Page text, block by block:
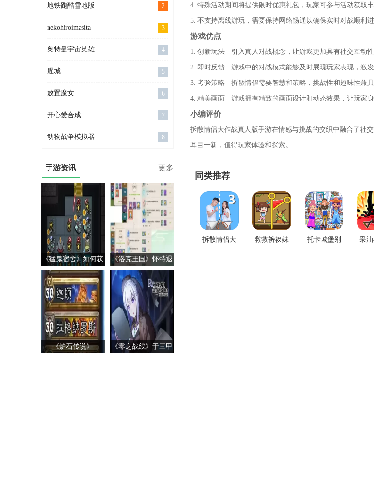
地铁跑酷雪地版 2
nekohiroimasita 3
奥特曼宇宙英雄 4
腥城 5
放置魔女 6
开心爱合成 7
动物战争模拟器 8
手游资讯 更多
《猛鬼宿舍》如何获
得无限金币
《洛克王国》怀特退
烧药获取途径一览
《炉石传说》
《零之战线》于三甲
4. 特殊活动期间将提供限时优惠礼包，玩家可参与活动获取丰
5. 不支持离线游玩，需要保持网络畅通以确保实时对战顺利进
游戏优点
1. 创新玩法：引入真人对战概念，让游戏更加具有社交互动性
2. 即时反馈：游戏中的对战模式能够及时展现玩家表现，激发
3. 考验策略：拆散情侣需要智慧和策略，挑战性和趣味性兼具
4. 精美画面：游戏拥有精致的画面设计和动态效果，让玩家身
小编评价
拆散情侣大作战真人版手游在情感与挑战的交织中融合了社
耳目一新，值得玩家体验和探索。
同类推荐
拆散情侣大
救救裤衩妹
托卡城堡别
采